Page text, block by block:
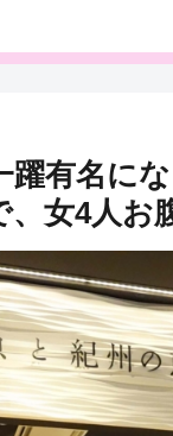
躍有名に
、女4人お